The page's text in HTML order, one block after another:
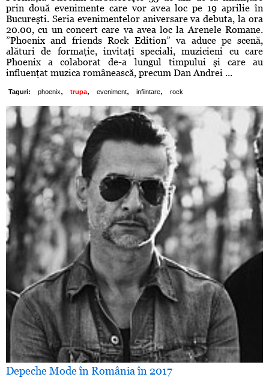
prin două evenimente care vor avea loc pe 19 aprilie în
Bucureşti. Seria evenimentelor aniversare va debuta, la ora
20.00, cu un concert care va avea loc la Arenele Romane.
”Phoenix and friends Rock Edition” va aduce pe scenă,
alături de formaţie, invitaţi speciali, muzicieni cu care
Phoenix a colaborat de-a lungul timpului şi care au
influenţat muzica românească, precum Dan Andrei ...
Taguri: phoenix, trupa, eveniment, infiintare, rock
Depeche Mode în România în 2017